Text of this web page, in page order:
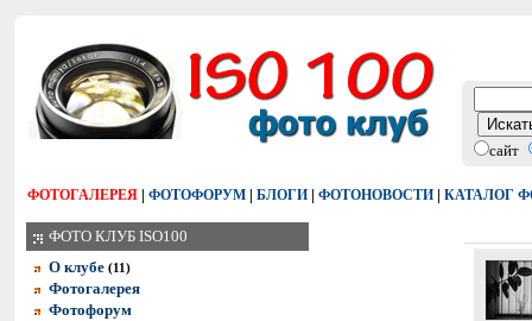
сайт
ФОТОГАЛЕРЕЯ | ФОТОФОРУМ | БЛОГИ | ФОТОНОВОСТИ | КАТАЛОГ
ФОТО КЛУБ ISO100
О клубе (11)
Фотогалерея
Фотофорум